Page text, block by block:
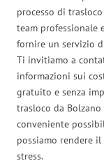
processo di
team professionale
fornire un servizio
Ti invitiamo a
informazioni sui
gratuito e senza
trasloco da
conveniente
possiamo rendere il
stress.